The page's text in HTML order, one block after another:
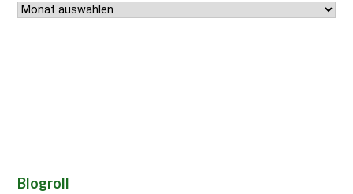
Archiv
Blogroll